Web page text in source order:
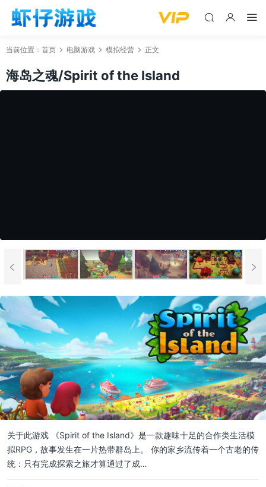
当前位置： 首页 电脑游戏 模拟经营 正文
海岛之魂/Spirit of the Island
关于此游戏 《Spirit of the Island》是一款趣味十足的合作类生活模
拟RPG，故事发生在一片热带群岛上。 你的家乡流传着一个古老的传
统：只有完成探索之旅才算通过了成…